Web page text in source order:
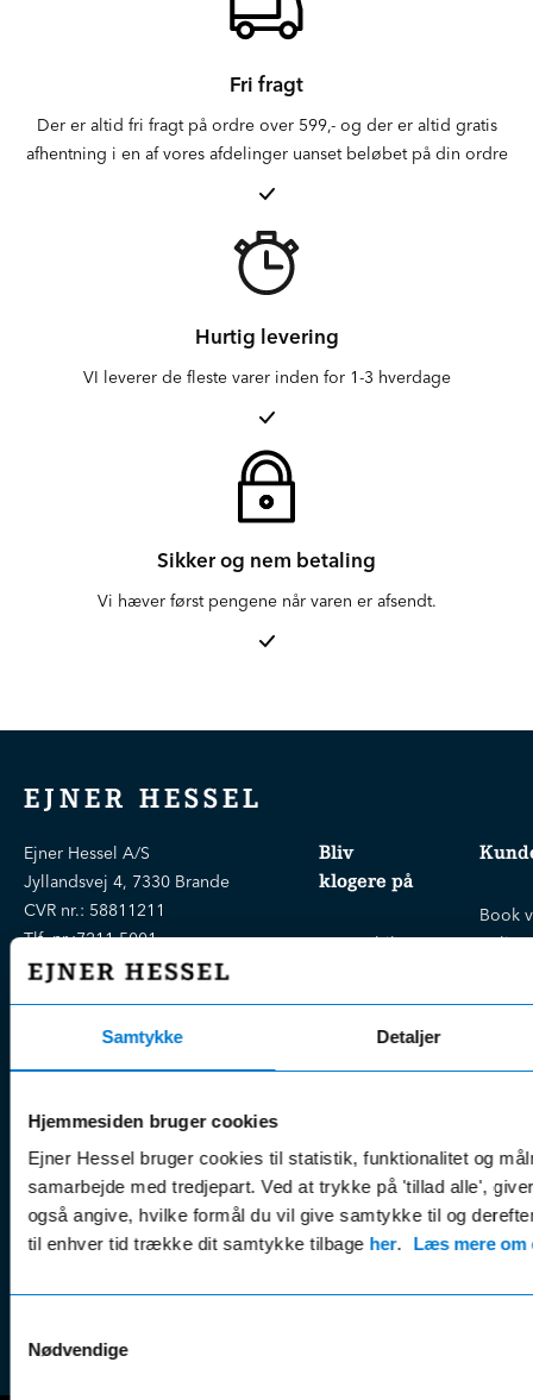
Samtykke Detaljer
Hjemmesiden bruger cookies
Ejner Hessel bruger cookies til statistik, funktionalitet og
samarbejde med tredjepart. Ved at trykke på 'tillad alle',
også angive, hvilke formål du vil give samtykke til og
til enhver tid trække dit samtykke tilbage her. Læs mere om
Nødvendige
Fri fragt
Der er altid fri fragt på ordre over 599,- og der er altid gratis
afhentning i en af vores afdelinger uanset beløbet på din ordre
Hurtig levering
VI leverer de fleste varer inden for 1-3 hverdage
Sikker og nem betaling
Vi hæver først pengene når varen er afsendt.
EJNER HESSEL
Ejner Hessel A/S
Jyllandsvej 4, 7330 Brande
CVR nr.: 58811211
Tlf. nr.:7211 5001
E-mail:info@hessel.dk
Sikker betaling
Bliv
klogere på
Brugte biler
serviceaftaler
Guides, tips
& nyheder
Leasing &
finansiering
nyhedsbrevet
Book
online